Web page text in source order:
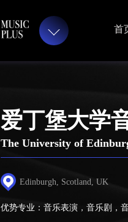
首
爱丁堡大学
The University of
Edinburgh, Scotland, UK
优势专业：音乐表演，音乐剧，